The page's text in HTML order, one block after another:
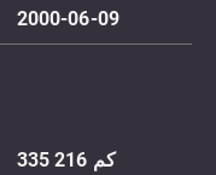
2000-06-09
335 216 كم